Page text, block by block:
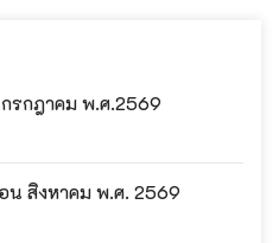
รกฎาคม พ.ศ.2569
น สิงหาคม พ.ศ. 2569